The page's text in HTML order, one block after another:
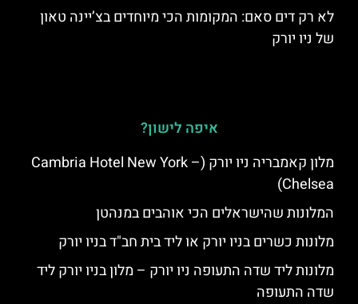
לא רק דים סאם: המקומות הכי מיוחדים בצ’יינה טאון
של ניו יורק
איפה לישון?
מלון קאמבריה ניו יורק (Cambria Hotel New York –
Chelsea)
המלונות שהישראלים הכי אוהבים במנהטן
מלונות כשרים בניו יורק או ליד בית חב"ד בניו יורק
מלונות ליד שדה התעופה ניו יורק – מלון בניו יורק ליד
שדה התעופה